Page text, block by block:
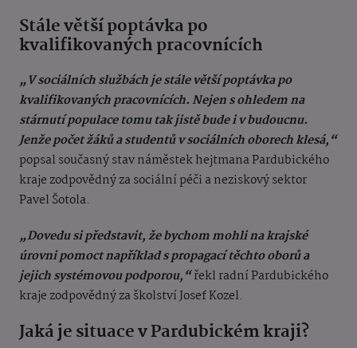
Stále větší poptávka po
kvalifikovaných pracovnících
„V sociálních službách je stále větší poptávka po
kvalifikovaných pracovnících. Nejen s ohledem na
stárnutí populace tomu tak jistě bude i v budoucnu.
Jenže počet žáků a studentů v sociálních oborech klesá,“
popsal současný stav náměstek hejtmana Pardubického
kraje zodpovědný za sociální péči a neziskový sektor
Pavel Šotola.
„Dovedu si představit, že bychom mohli na krajské
úrovni pomoct například s propagací těchto oborů a
jejich systémovou podporou,“řekl radní Pardubického
kraje zodpovědný za školství Josef Kozel.
Jaká je situace v Pardubickém kraji?